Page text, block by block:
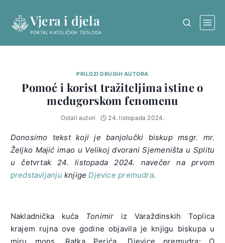
content
Vjera i djela
PORTAL KATOLIČKIH TEOLOGA
PRILOZI DRUGIH AUTORA
Pomoć i korist tražiteljima istine o
međugorskom fenomenu
Ostali autori 24. listopada 2024.
Donosimo tekst koji je banjolučki biskup msgr. mr.
Željko Majić imao u Velikoj dvorani Sjemeništa u Splitu
u četvrtak 24. listopada 2024. navečer na prvom
predstavljanju knjige Djevice premudra.
Nakladnička kuća Tonimir iz Varaždinskih Toplica
krajem rujna ove godine objavila je knjigu biskupa u